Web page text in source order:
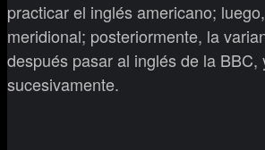
practicar el inglés americano;
meridional; posteriormente, la
después pasar al inglés de la BBC,
sucesivamente.